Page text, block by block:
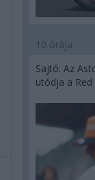
10 órája
Sajtó: Az
utódja a Red